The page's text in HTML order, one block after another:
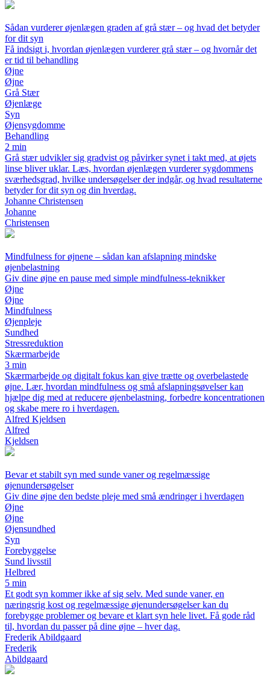
Sådan vurderer øjenlægen graden af grå stær – og hvad det betyder
for dit syn
Få indsigt i, hvordan øjenlægen vurderer grå stær – og hvornår det
er tid til behandling
Øjne
Øjne
Grå Stær
Øjenlæge
Syn
Øjensygdomme
Behandling
2 min
Grå stær udvikler sig gradvist og påvirker synet i takt med, at øjets
linse bliver uklar. Læs, hvordan øjenlægen vurderer sygdommens
sværhedsgrad, hvilke undersøgelser der indgår, og hvad resultaterne
betyder for dit syn og din hverdag.
Johanne Christensen
Johanne
Christensen
Mindfulness for øjnene – sådan kan afslapning mindske
øjenbelastning
Giv dine øjne en pause med simple mindfulness-teknikker
Øjne
Øjne
Mindfulness
Øjenpleje
Sundhed
Stressreduktion
Skærmarbejde
3 min
Skærmarbejde og digitalt fokus kan give trætte og overbelastede
øjne. Lær, hvordan mindfulness og små afslapningsøvelser kan
hjælpe dig med at reducere øjenbelastning, forbedre koncentrationen
og skabe mere ro i hverdagen.
Alfred Kjeldsen
Alfred
Kjeldsen
Bevar et stabilt syn med sunde vaner og regelmæssige
øjenundersøgelser
Giv dine øjne den bedste pleje med små ændringer i hverdagen
Øjne
Øjne
Øjensundhed
Syn
Forebyggelse
Sund livsstil
Helbred
5 min
Et godt syn kommer ikke af sig selv. Med sunde vaner, en
næringsrig kost og regelmæssige øjenundersøgelser kan du
forebygge problemer og bevare et klart syn hele livet. Få gode råd
til, hvordan du passer på dine øjne – hver dag.
Frederik Abildgaard
Frederik
Abildgaard